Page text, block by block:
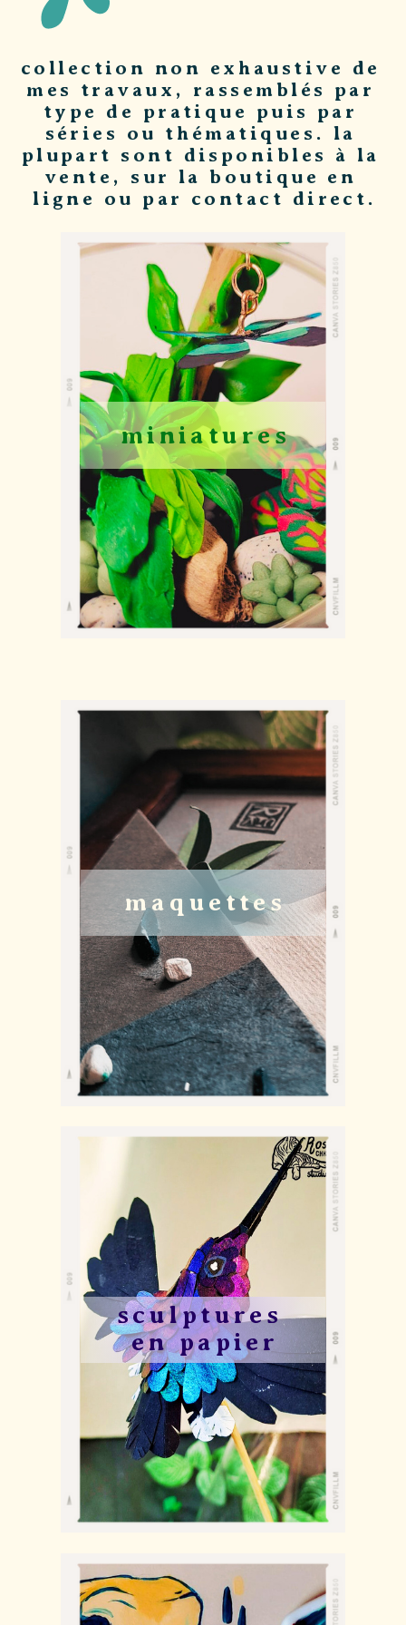
collection non exhaustive de ​
mes travaux, rassemblés par ​
type de pratique puis par ​
séries ou thématiques. la ​
plupart sont disponibles à la ​
vente, sur la boutique en ​
ligne ou par contact direct.
miniatures
maquettes
sculptures ​
en papier